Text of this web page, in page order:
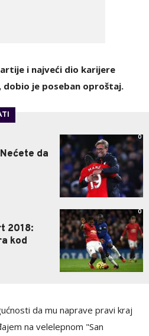
i najveći dio karijere
je poseban oproštaj.
da
0
2018:
kod
0
da mu naprave pravi kraj
na velelepnom "San